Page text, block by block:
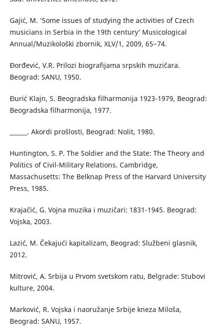
Gajić, M. ‘Some issues of studying the activities of Czech
musicians in Serbia in the 19th century’ Musicological
Annual/Muzikološki zbornik, XLV/1, 2009, 65−74.
Đorđević, V.R. Prilozi biografijama srpskih muzičara.
Beograd: SANU, 1950.
Đurić Klajn, S. Beogradska filharmonija 1923-1979, Beograd:
Beogradska filharmonija, 1977.
______. Akordi prošlosti, Beograd: Nolit, 1980.
Huntington, S. P. The Soldier and the State: The Theory and
Politics of Civil-Military Relations. Cambridge,
Massachusetts: The Belknap Press of the Harvard University
Press, 1985.
Krajačić, G. Vojna muzika i muzičari: 1831-1945. Beograd:
Vojska, 2003.
Lazić, M. Čekajući kapitalizam, Beograd: Službeni glasnik,
2012.
Mitrović, A. Srbija u Prvom svetskom ratu, Belgrade: Stubovi
kulture, 2004.
Marković, R. Vojska i naoružanje Srbije kneza Miloša,
Beograd: SANU, 1957.